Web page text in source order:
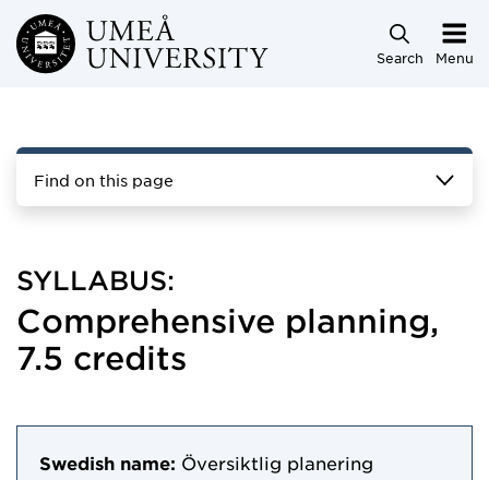
Skip to main content
Search Menu
Find on this page
SYLLABUS:
Comprehensive planning,
7.5 credits
Swedish name: Översiktlig planering